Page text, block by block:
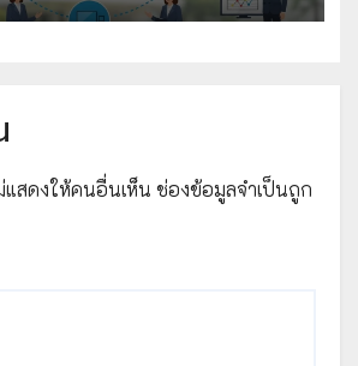
สดงให้คนอื่นเห็น ช่องข้อมูลจำเป็นถูก